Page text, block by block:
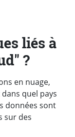
liés à
?
en nuage,
quel pays
données sont
sur des